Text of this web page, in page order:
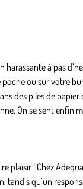
à pas
ou sur votre
des piles de
On se sent enfin
! Chez
qu’un